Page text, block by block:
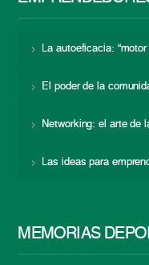
La autoeficacia:
El poder de la
Networking: el arte de
Las ideas para
MEMORIAS